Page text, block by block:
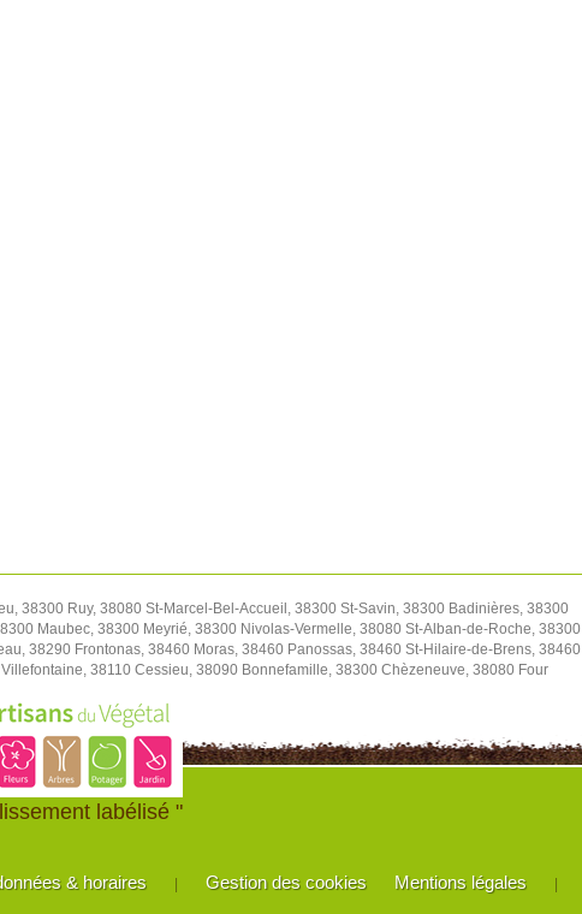
38300 Ruy, 38080 St-Marcel-Bel-Accueil, 38300 St-Savin, 38300 Badinières, 38300
Maubec, 38300 Meyrié, 38300 Nivolas-Vermelle, 38080 St-Alban-de-Roche, 38300
38290 Frontonas, 38460 Moras, 38460 Panossas, 38460 St-Hilaire-de-Brens, 38460
38110 Cessieu, 38090 Bonnefamille, 38300 Chèzeneuve, 38080 Four
labélisé "
& horaires Gestion des cookies Mentions légales